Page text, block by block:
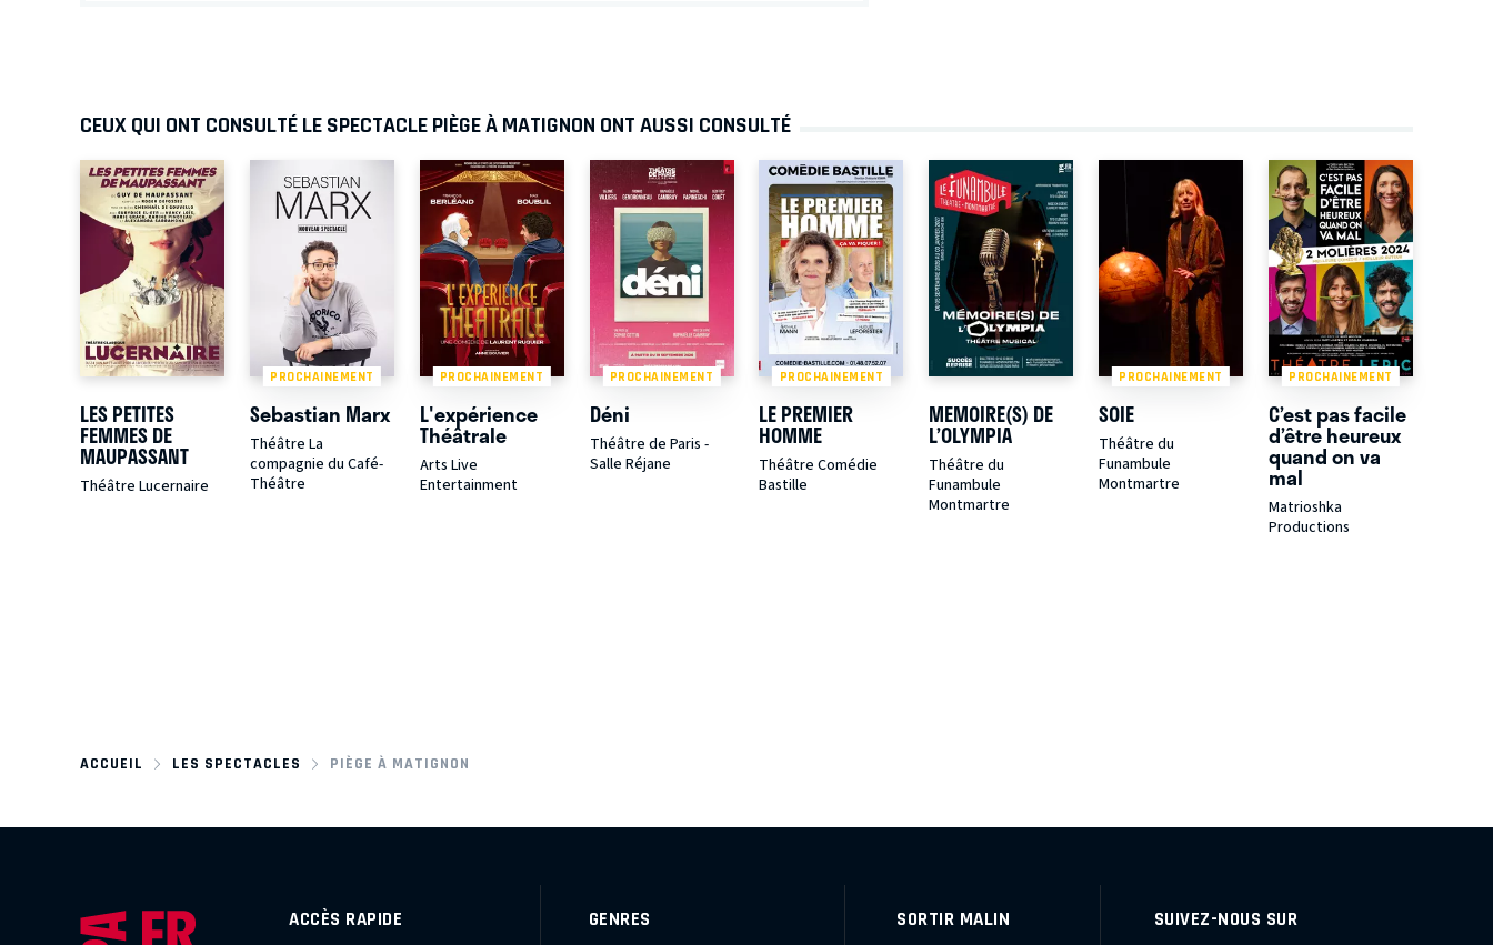
CEUX QUI ONT CONSULTÉ LE SPECTACLE PIÈGE À MATIGNON ONT AUSSI CONSULTÉ
LES PETITES
FEMMES DE
MAUPASSANT
Théâtre Lucernaire
PROCHAINEMENT
Sebastian Marx
Théâtre La
compagnie du Café-
Théâtre
PROCHAINEMENT
L'expérience
Théâtrale
Arts Live
Entertainment
PROCHAINEMENT
Déni
Théâtre de Paris -
Salle Réjane
PROCHAINEMENT
LE PREMIER
HOMME
Théâtre Comédie
Bastille
MEMOIRE(S) DE
L’OLYMPIA
Théâtre du
Funambule
Montmartre
PROCHAINEMENT
SOIE
Théâtre du
Funambule
Montmartre
PROCHAINEMENT
C’est pas facile
d’être heureux
quand on va
mal
Matrioshka
Productions
ACCUEIL LES SPECTACLES PIÈGE À MATIGNON
ACCÈS RAPIDE GENRES SORTIR MALIN SUIVEZ-NOUS SUR